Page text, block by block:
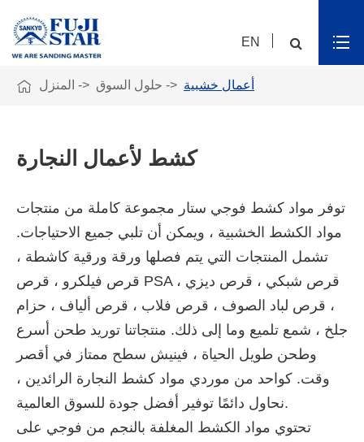
EN
 المنزل حلول السوق أعمال خشبية
كشط لأعمال النجارة
توفر مواد كشط فوجي ستار مجموعة كاملة من منتجات
مواد الكشط الخشبية ، ويمكن أن تلبي جميع الاحتياجات.
تشمل المنتجات التي يتم فصلها ورقة ورقية كاشطة ،
قرص فيلكرو ، قرص PSA ، قرص شبكي ، قرص ديزي
، قرص لباد الصوف ، قرص فلاب ، قرص ألياف ، حزام
جلخ ، شمع تلميع وما إلى ذلك. منتجاتنا توريد طحن أسرع
وطحن طويل الحياة ، فينيش سطح ممتاز في أقصر
وقت. كواحد من موردي مواد كشط النجارة الرائدين ،
نحاول دائمًا توفير أفضل جودة للسوق العالمية.
تحتوي مواد الكشط المغلفة بالنجم من فوجي على